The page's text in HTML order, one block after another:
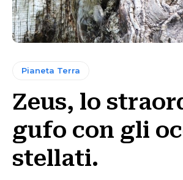
Pianeta Terra
Zeus, lo
gufo con gli
stellati.